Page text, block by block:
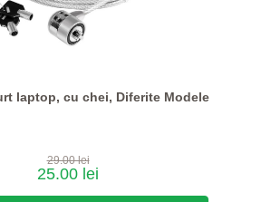
laptop, cu chei, Diferite Modele
29.00 lei
25.00 lei